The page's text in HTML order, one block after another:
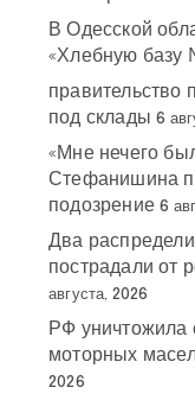
В Одесской
«Хлебную базу
правительство
под склады 6
«Мне нечего
Стефанишина
подозрение 6
Два
пострадали от
августа, 2026
РФ уничтожила
моторных
2026